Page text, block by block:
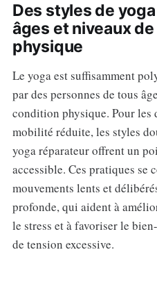
Des styles de
âges et niveaux
physique
Le yoga est suffisamment
par des personnes de tous
condition physique. Pour les
mobilité réduite, les styles
yoga réparateur offrent un
accessible. Ces pratiques se
mouvements lents et
profonde, qui aident à
le stress et à favoriser le
de tension excessive.